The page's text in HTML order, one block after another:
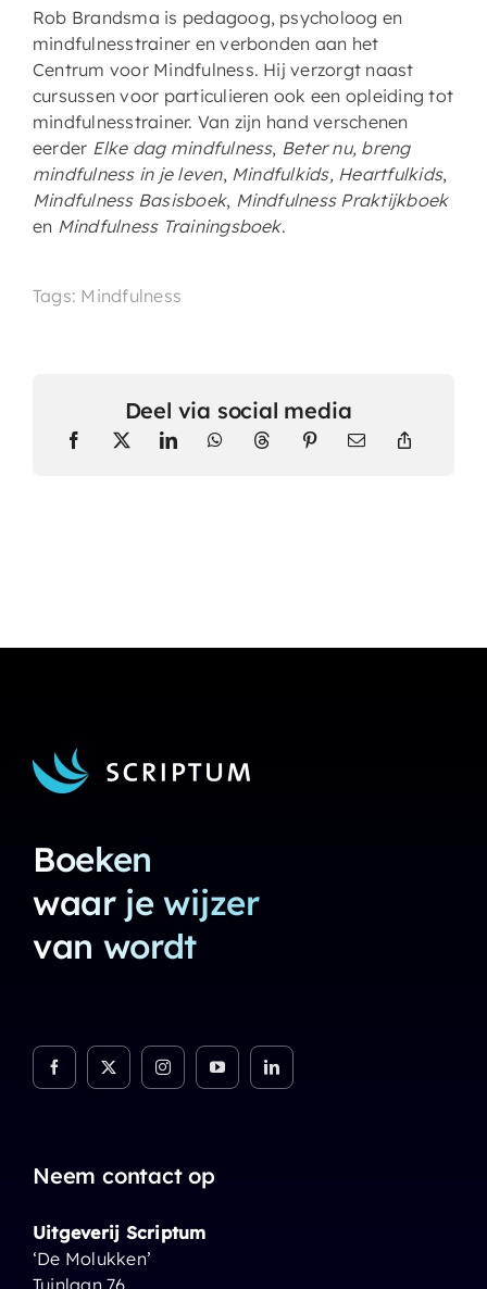
Rob Brandsma is pedagoog, psycholoog en
mindfulnesstrainer en verbonden aan het
Centrum voor Mindfulness. Hij verzorgt naast
cursussen voor particulieren ook een opleiding tot
mindfulnesstrainer. Van zijn hand verschenen
eerder Elke dag mindfulness, Beter nu, breng
mindfulness in je leven, Mindfulkids, Heartfulkids,
Mindfulness Basisboek, Mindfulness Praktijkboek
en Mindfulness Trainingsboek.
Tags: Mindfulness
Deel via social media
Boeken
waar je wijzer
van wordt
Neem contact op
Uitgeverij Scriptum
‘De Molukken’
Tuinlaan 76